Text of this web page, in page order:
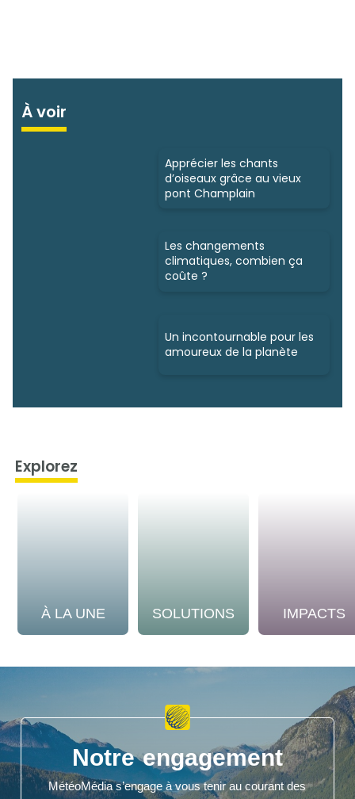
À voir
Apprécier les chants
d’oiseaux grâce au vieux
pont Champlain
Les changements
climatiques, combien ça
coûte ?
Un incontournable pour les
amoureux de la planète
Explorez
À LA UNE SOLUTIONS IMPACTS
Notre engagement
MétéoMédia s’engage à vous tenir au courant des